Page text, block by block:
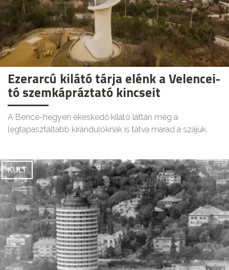
Ezerarcú kilátó tárja elénk a Velencei-
tó szemkápráztató kincseit
A Bence-hegyen ékeskedő kilátó láttán még a
legtapasztaltabb kirándulóknak is tátva marad a szájuk.
KULT